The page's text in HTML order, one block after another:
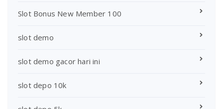
Slot Bonus New Member 100
slot demo
slot demo gacor hari ini
slot depo 10k